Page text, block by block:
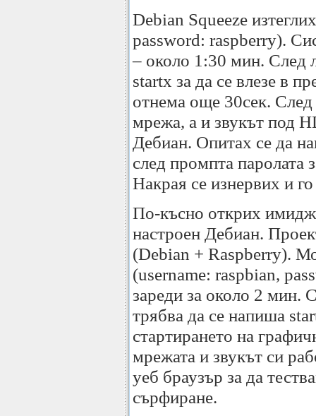
Debian Squeeze
password: raspberry).
– около 1:30 мин. След
startx за да се влезе в
отнема още 30сек.
мрежа, а и звукът под
Дебиан. Опитах се да
след промпта паролата
Накрая се изнервих и го
По-късно открих
настроен Дебиан.
(Debian + Raspberry).
(username: raspbian,
зареди за около 2 мин.
трябва да се напиша
стартирането на
мрежата и звукът си
уеб браузър за да
сърфиране.